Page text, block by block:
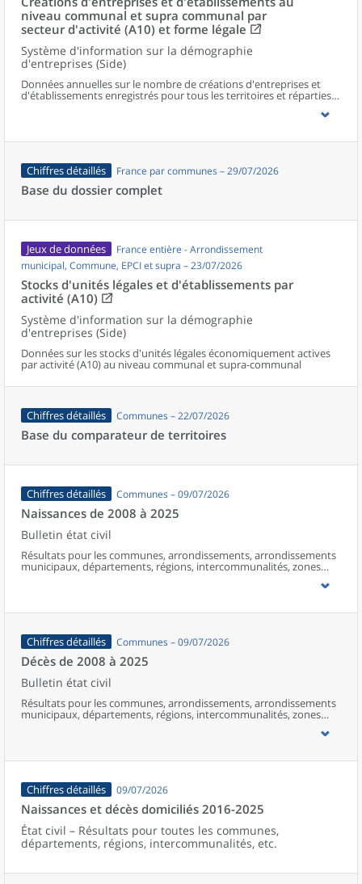
niveau communal et supra communal par
secteur d'activité (A10) et forme légale
Système d'information sur la démographie
d'entreprises (Side)
Données annuelles sur le nombre de créations d'entreprises et
d'établissements enregistrés pour tous les territoires et réparties
selon le secteur d’activité et la forme légale.
Chiffres détaillés France par communes – 29/07/2026
Base du dossier complet
Jeux de données
France entière - Arrondissement
municipal, Commune, EPCI et supra – 23/07/2026
Stocks d'unités légales et d'établissements par
activité (A10)
Système d'information sur la démographie
d'entreprises (Side)
Données sur les stocks d'unités légales économiquement actives
par activité (A10) au niveau communal et supra-communal
Chiffres détaillés Communes – 22/07/2026
Base du comparateur de territoires
Chiffres détaillés Communes – 09/07/2026
Naissances de 2008 à 2025
Bulletin état civil
Résultats pour les communes, arrondissements, arrondissements
municipaux, départements, régions, intercommunalités, zones
d’emploi, bassins de vie, unités urbaines et aires d’attraction des
Chiffres détaillés Communes – 09/07/2026
Décès de 2008 à 2025
Bulletin état civil
Résultats pour les communes, arrondissements, arrondissements
municipaux, départements, régions, intercommunalités, zones
d’emploi, bassins de vie, unités urbaines et aires d’attraction des
Chiffres détaillés 09/07/2026
Naissances et décès domiciliés 2016-2025
État civil – Résultats pour toutes les communes,
départements, régions, intercommunalités, etc.